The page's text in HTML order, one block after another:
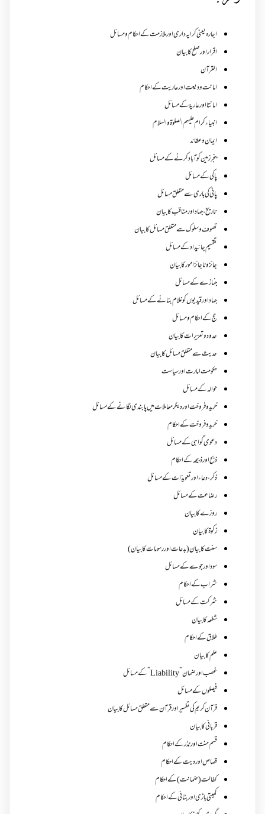
اجارہ یعنی کرایہ داری اور ملازمت کے احکام و مسائل
اقرار اور صلح کا بیان
القرآن
امانت ودیعت اورعاریت کے احکام
امانتا اور عاریة کے مسائل
انبیاء کرام علیہم الصلوۃ والسلام
ایمان وعقائد
بنجر زمین کو آباد کرنے کے مسائل
پاکی کے مسائل
پانی کی باری سے متعلق مسائل
تاریخ،جہاد اور مناقب کا بیان
تصوف و سلوک سے متعلق مسائل کا بیان
تقسیم جائیداد کے مسائل
جائز و ناجائزامور کا بیان
جنازے کےمسائل
جہاد اور قیدیوں کو غلام بنانے کے مسائل
حج کے احکام ومسائل
حدود و تعزیرات کا بیان
حدیث سے متعلق مسائل کا بیان
حکومت امارت اور سیاست
حوالہ کے مسائل
خرید و فروخت اور دیگر معاملات میں پابندی لگانے کے مسائل
خرید و فروخت کے احکام
دعوی گواہی کے مسائل
ذبح اور ذبیحہ کے احکام
ذکر،دعاء اور تعویذات کے مسائل
رضاعت کے مسائل
روزے کا بیان
زکوة کابیان
سنت کا بیان (بدعات اور رسومات کا بیان)
سود اور جوے کے مسائل
شراب کے احکام
شرکت کے مسائل
شفعہ کا بیان
طلاق کے احکام
علم کا بیان
غصب اورضمان”Liability” کے مسائل
فیصلوں کے مسائل
قرآن کریم کی تفسیر اور قرآن سے متعلق مسائل کا بیان
قربانی کا بیان
قسم منت اور نذر کے احکام
قصاص اور دیت کے احکام
کفالت (ضمانت) کے احکام
کھیتی باڑی اور بٹائی کے احکام